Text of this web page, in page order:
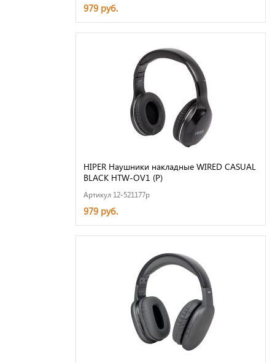
979 руб.
HIPER Наушники накладные WIRED CASUAL
BLACK HTW-OV1 (Р)
Артикул 12-521177p
979 руб.